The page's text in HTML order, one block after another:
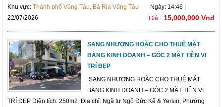
Khu vực:Thành phố Vũng Tàu, Bà Rịa Vũng Tàu
Ngày: 14:46 |
22/07/2026
Giá: 15,000,000 Vnđ
SANG NHƯỢNG HOẶC CHO THUÊ MẶT
BẰNG KINH DOANH – GÓC 2 MẶT TIỀN VỊ
TRÍ ĐẸP
SANG NHƯỢNG HOẶC CHO THUÊ MẶT
BẰNG KINH DOANH – GÓC 2 MẶT TIỀN VỊ
TRÍ ĐẸP Diện tích: 250m2 Địa chỉ: Ngã tư Ngô Đức Kế & Yersin, Phường